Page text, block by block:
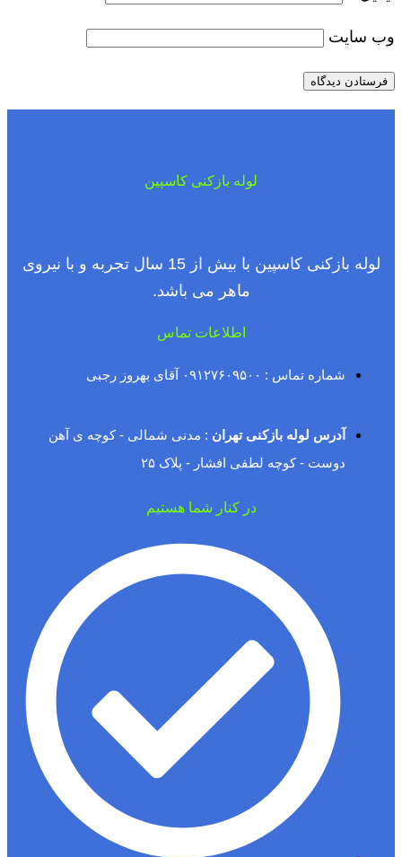
وب‌ سایت
لوله بازکنی کاسپین
لوله بازکنی کاسپین با بیش از 15 سال تجربه و با نیروی
ماهر می باشد.
اطلاعات تماس
شماره تماس : ۰۹۱۲۷۶۰۹۵۰۰ آقای بهروز رجبی
آدرس لوله بازکنی تهران : مدنی شمالی - کوچه ی آهن
دوست - کوچه لطفی افشار - پلاک ۲۵
در کنار شما هستیم